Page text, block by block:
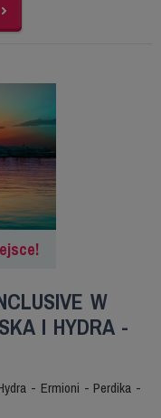
W
I HYDRA -
- Ermioni - Perdika -